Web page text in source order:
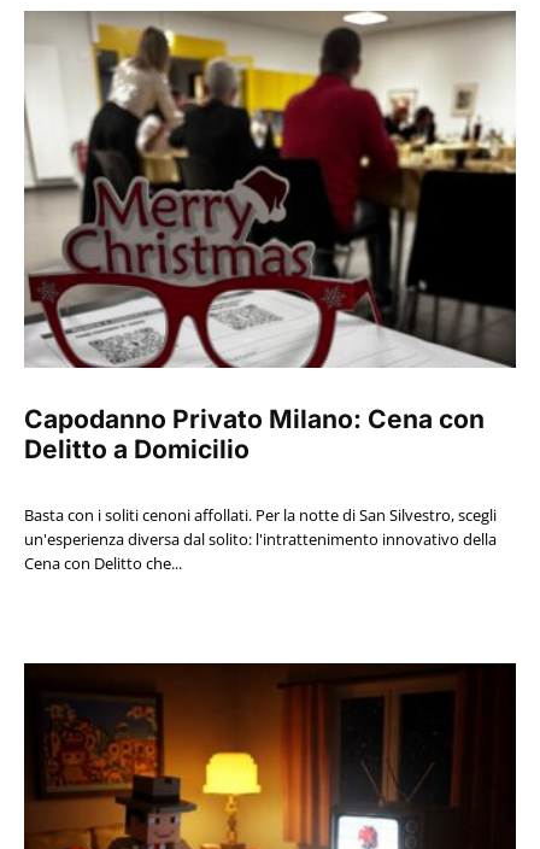
Capodanno Privato Milano: Cena con
Delitto a Domicilio
Basta con i soliti cenoni affollati. Per la notte di San Silvestro, scegli
un'esperienza diversa dal solito: l'intrattenimento innovativo della
Cena con Delitto che...